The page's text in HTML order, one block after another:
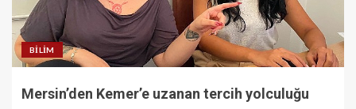
BILIM
Mersin’den Kemer’e uzanan tercih yolculuğu